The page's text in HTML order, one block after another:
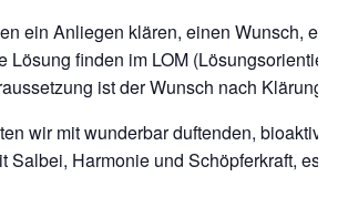
ein Anliegen klären, einen Wunsch,
Lösung finden im LOM
ist der Wunsch nach Klärung
wir mit wunderbar duftenden,
Salbei, Harmonie und Schöpferkraft, es